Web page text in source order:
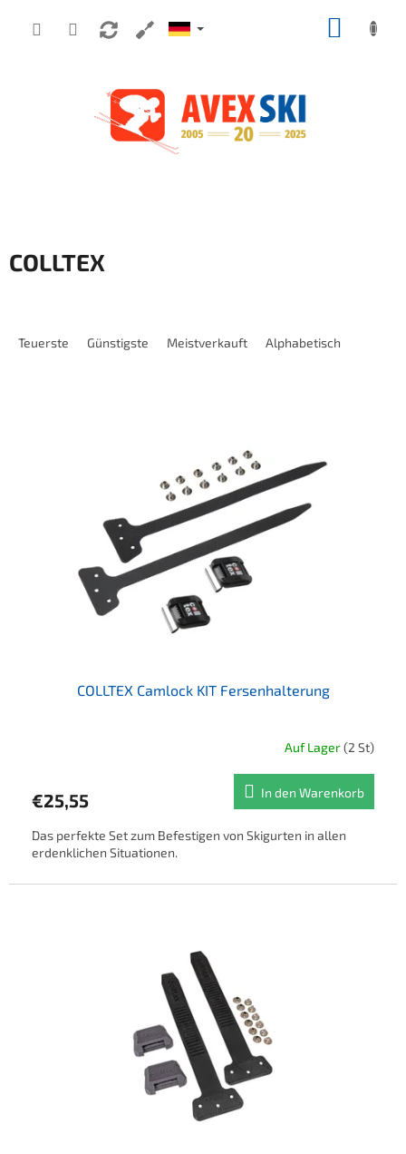
COLLTEX
Teuerste Günstigste Meistverkauft Alphabetisch
COLLTEX Camlock KIT Fersenhalterung
Auf Lager(2 St)
€25,55 In den Warenkorb
Das perfekte Set zum Befestigen von Skigurten in allen
erdenklichen Situationen.